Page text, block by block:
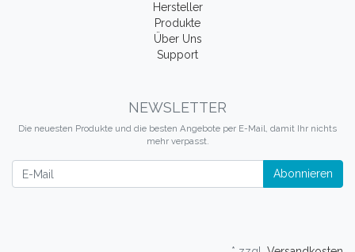
Hersteller
Produkte
Über Uns
Support
NEWSLETTER
Die neuesten Produkte und die besten Angebote per E-Mail, damit Ihr nichts
mehr verpasst.
Abonnieren